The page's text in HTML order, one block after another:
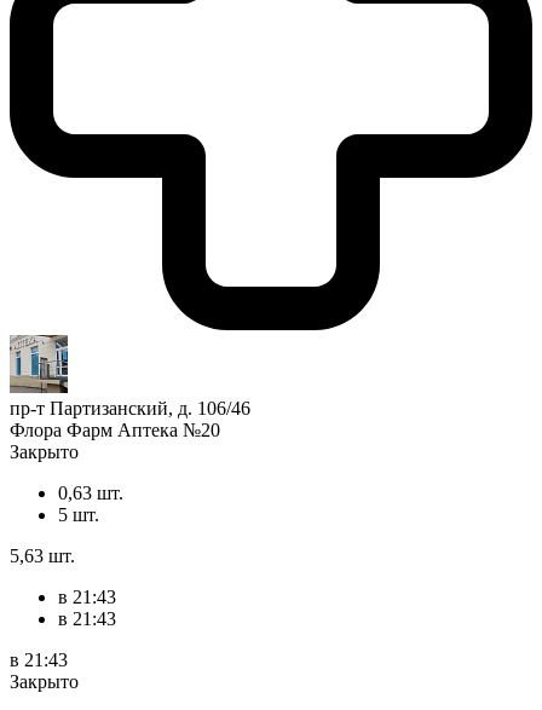
пр-т Партизанский, д. 106/46
Флора Фарм Аптека №20
Закрыто
0,63 шт.
5 шт.
5,63 шт.
в 21:43
в 21:43
в 21:43
Закрыто